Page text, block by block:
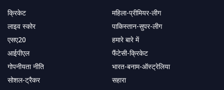
क्रिकेट
महिला-प्रीमियर-लीग
लाइव स्कोर
पाकिस्तान-सुपर-लीग
एसए20
हमारे बारे में
आईपीएल
फैंटेसी-क्रिकेट
गोपनीयता नीति
भारत-बनाम-ऑस्ट्रेलिया
सोशल-ट्रैकर
सहारा